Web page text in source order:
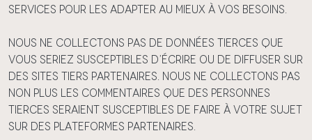
Services pour les adapter au mieux à vos besoins.
Nous ne collectons pas de données tierces que
vous seriez susceptibles d’écrire ou de diffuser sur
des sites tiers partenaires. Nous ne collectons pas
non plus les commentaires que des personnes
tierces seraient susceptibles de faire à votre sujet
sur des plateformes partenaires.